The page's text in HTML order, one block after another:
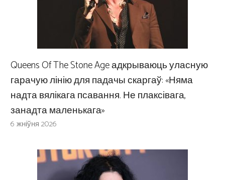
Queens Of The Stone Age адкрываюць уласную
гарачую лінію для падачы скаргаў: «Няма
надта вялікага псавання. Не плаксівага,
занадта маленькага»
6 жніўня 2026